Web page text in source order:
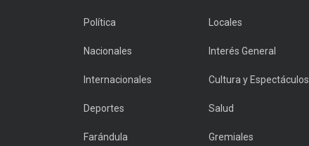
Política Locales
Nacionales Interés General
Internacionales Cultura y Espectáculos
Deportes Salud
Farándula Gremiales